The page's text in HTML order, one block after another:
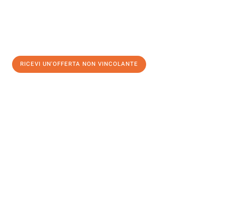
RICEVI UN'OFFERTA NON VINCOLANTE